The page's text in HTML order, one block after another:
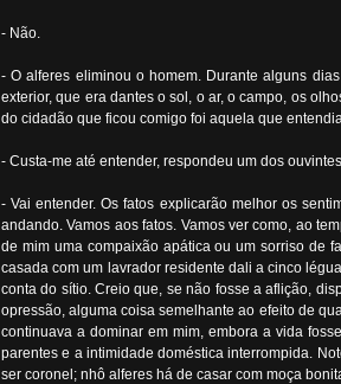
- Não.
- O alferes eliminou o homem. Durante alguns
exterior, que era dantes o sol, o ar, o campo, os
do cidadão que ficou comigo foi aquela que
- Custa-me até entender, respondeu um dos
- Vai entender. Os fatos explicarão melhor os
andando. Vamos aos fatos. Vamos ver como, ao
de mim uma compaixão apática ou um sorriso de
casada com um lavrador residente dali a cinco
conta do sítio. Creio que, se não fosse a aflição,
opressão, alguma coisa semelhante ao efeito de
continuava a dominar em mim, embora a vida
parentes e a intimidade doméstica interrompida.
ser coronel; nhô alferes há de casar com moça